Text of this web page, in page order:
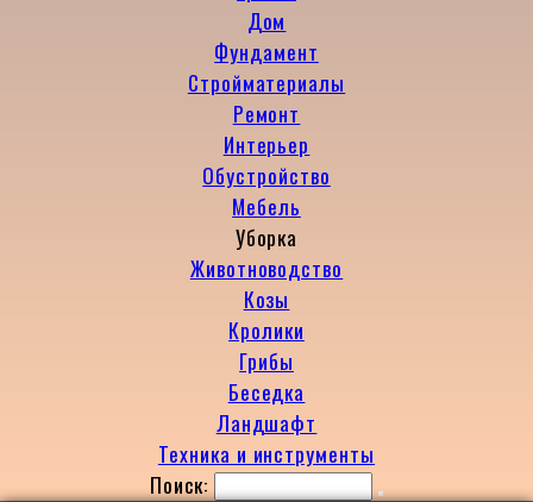
Дом
Фундамент
Стройматериалы
Ремонт
Интерьер
Обустройство
Мебель
Уборка
Животноводство
Козы
Кролики
Грибы
Беседка
Ландшафт
Техника и инструменты
Поиск: